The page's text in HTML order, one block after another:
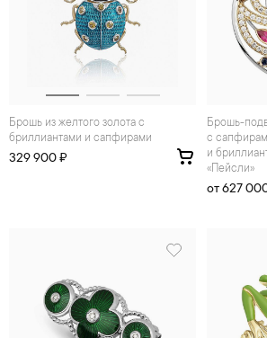
Брошь из желтого золота с
бриллиантами и сапфирами
329 900 ₽
брошь-подвеска из жёлтого золота
с
и
«Пейсли»
от 627